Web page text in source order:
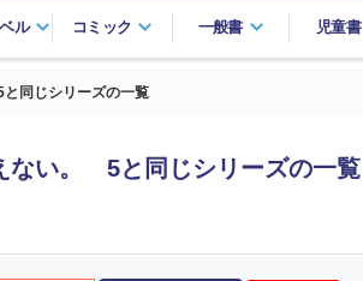
ル コミック 一般書 児童書
同じシリーズの一覧
ない。 5と同じシリーズの一覧